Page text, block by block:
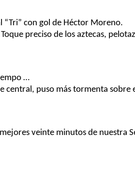
“Tri” con gol de Héctor Moreno.
Toque preciso de los aztecas,
…
central, puso más tormenta sobre
mejores veinte minutos de nuestra